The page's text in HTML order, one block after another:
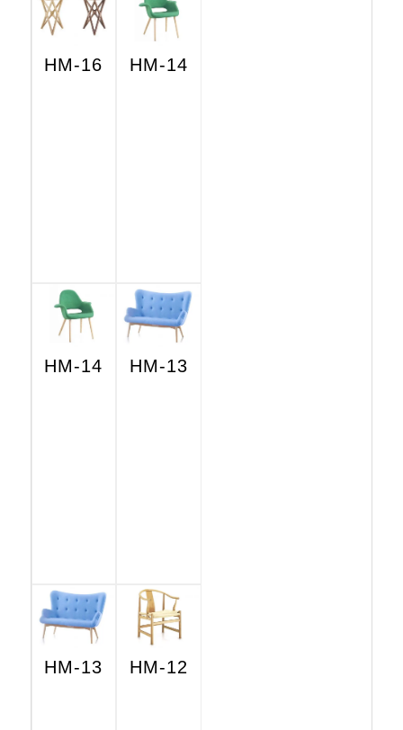
HM-16 HM-14
HM-14 HM-13
HM-13 HM-12